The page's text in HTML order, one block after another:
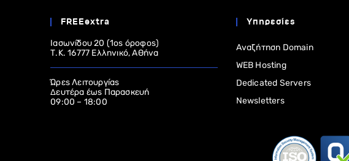
FREEextra
Ιασωνίδου 20 (1ος όροφος)
Τ.Κ. 16777 Ελληνικό, Αθήνα
Ώρες Λειτουργίας
Δευτέρα έως Παρασκευή
09:00 – 18:00
Υπηρεσίες
Αναζήτηση Domain
WEB Hosting
Dedicated Servers
Newsletters